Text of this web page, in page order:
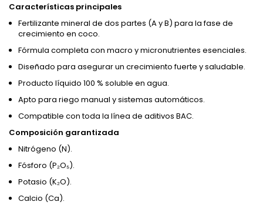
Características principales
Fertilizante mineral de dos partes (A y B) para la fase de
crecimiento en coco.
Fórmula completa con macro y micronutrientes esenciales.
Diseñado para asegurar un crecimiento fuerte y saludable.
Producto líquido 100 % soluble en agua.
Apto para riego manual y sistemas automáticos.
Compatible con toda la línea de aditivos BAC.
Composición garantizada
Nitrógeno (N).
Fósforo (P₂O₅).
Potasio (K₂O).
Calcio (Ca).